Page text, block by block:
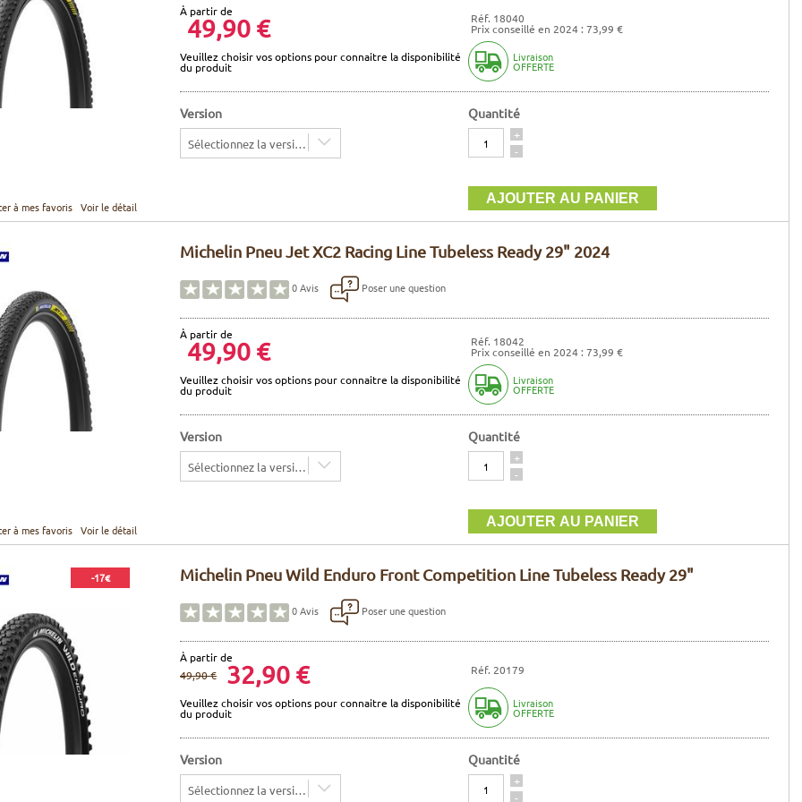
à mes favoris Voir le détail
À partir de
49,90 € Réf. 18040
Prix conseillé en 2024 : 73,99 €
Veuillez choisir vos options pour connaitre la disponibilité
du produit
Livraison
OFFERTE
Version
Sélectionnez la version
Quantité
Quantité
+
-
Michelin Pneu Jet XC2 Racing Line Tubeless Ready 29" 2024
0Avis Poser une question
à mes favoris Voir le détail
À partir de
49,90 € Réf. 18042
Prix conseillé en 2024 : 73,99 €
Veuillez choisir vos options pour connaitre la disponibilité
du produit
Livraison
OFFERTE
Version
Sélectionnez la version
Quantité
Quantité
+
-
-17€ Michelin Pneu Wild Enduro Front Competition Line Tubeless Ready 29"
0Avis Poser une question
À partir de
49,90 €
32,90 € Réf. 20179
Veuillez choisir vos options pour connaitre la disponibilité
du produit
Livraison
OFFERTE
Version
Sélectionnez la version
Quantité
Quantité
+
-